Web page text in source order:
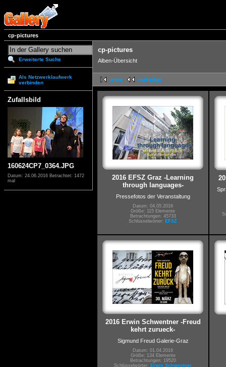
cp-pictures
Erweiterte Suche
Als Netzwerklaufwerk
verbinden
Zufallsbild
160624CP7_0364.JPG
Datum: 24.06.2016 Betrachtet: 1472
mal
cp-pictures
Alben-Übersicht
erste vorherige
2016 EFSZ Graz -Learning
through languages-
Pressefotos der Veranstaltung
Datum: 04.05.2016
Größe: 115 Elemente
Betrachtungen: 45733
Schlüsselwörter: EFSZ
2016 Erwin Schwentner -Freud
kehrt zurueck-
Sigmund Freud Galerie-Graz
Datum: 01.04.2016
Größe: 134 Elemente
Betrachtungen: 19520
Schlüsselwörter: Erwin Schwentner